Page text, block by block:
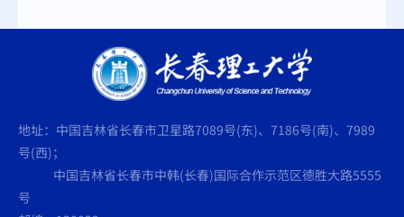
地址：中国吉林省长春市卫星路7089号(东)、7186号(南)、7989
号(西)；
中国吉林省长春市中韩(长春)国际合作示范区德胜大路5555
号